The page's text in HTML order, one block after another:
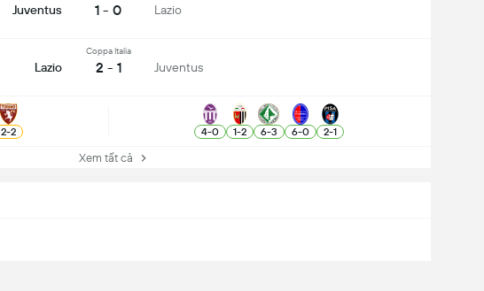
Juventus 1 - 0 Lazio
Lazio
Coppa Italia
2 - 1 Juventus
2-2 4-0 1-2 6-3 6-0 2-1
Xem tất cả